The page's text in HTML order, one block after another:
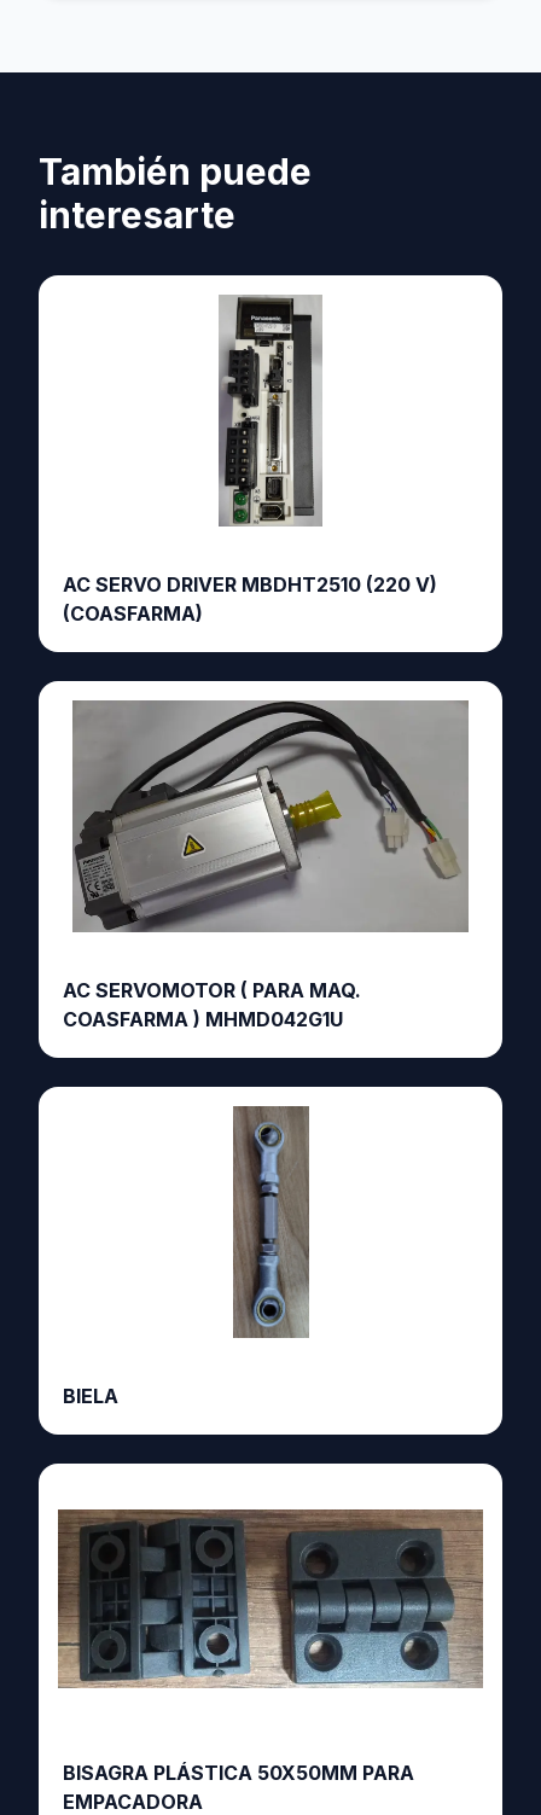
También puede
interesarte
AC SERVO DRIVER MBDHT2510 (220 V)
(COASFARMA)
AC SERVOMOTOR ( PARA MAQ.
COASFARMA ) MHMD042G1U
BIELA
BISAGRA PLÁSTICA 50X50MM PARA
EMPACADORA